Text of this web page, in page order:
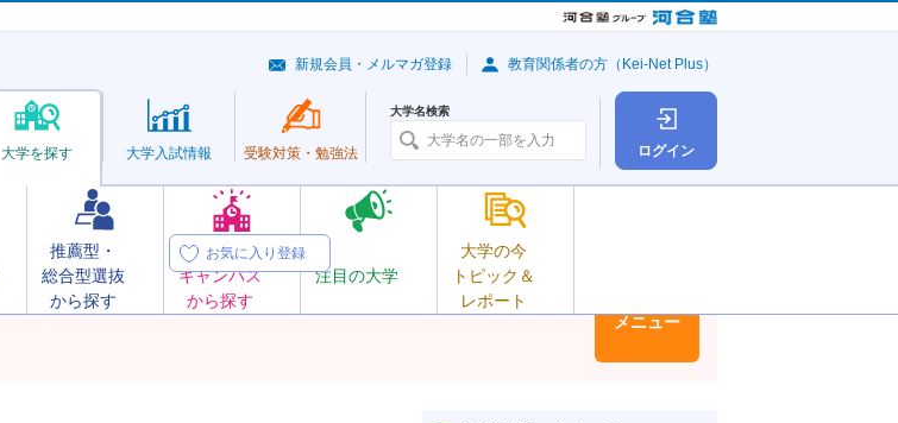
ログイン
大学を探す
推薦型・
総合型選抜
から探す
オープン
キャンパス
から探す
注目の大学
大学の今
トピック＆
レポート
大学入試情報 受験対策・ 勉強法
大学名検索
新規会員・メルマガ登録 教育関係者の方（Kei-Net Plus）
お気に入り登録
メニュー